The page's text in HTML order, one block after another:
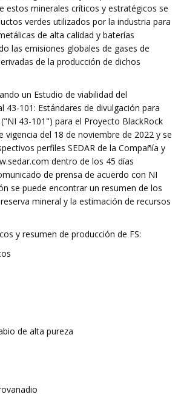
estos minerales críticos y estratégicos se
verdes utilizados por la industria para
de alta calidad y baterías
las emisiones globales de gases de
de la producción de dichos
un Estudio de viabilidad del
43-101: Estándares de divulgación para
43-101") para el Proyecto BlackRock
vigencia del 18 de noviembre de 2022 y se
perfiles SEDAR de la Compañía y
dentro de los 45 días
de prensa de acuerdo con NI
se puede encontrar un resumen de los
mineral y la estimación de recursos
y resumen de producción de FS:
de alta pureza